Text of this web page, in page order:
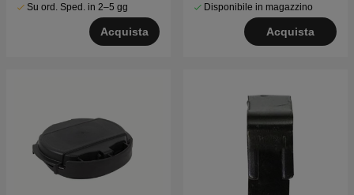
Su ord. Sped. in 2–5 gg
Acquista
Disponibile in magazzino
Acquista